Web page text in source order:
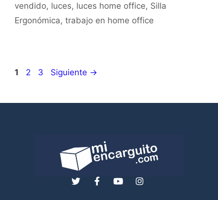
vendido, luces, luces home office, Silla
Ergonómica, trabajo en home office
1 2 3 Siguiente →